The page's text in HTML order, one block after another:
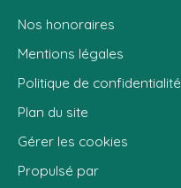
Nos honoraires
Mentions légales
Politique de confidentialité
Plan du site
Gérer les cookies
Propulsé par